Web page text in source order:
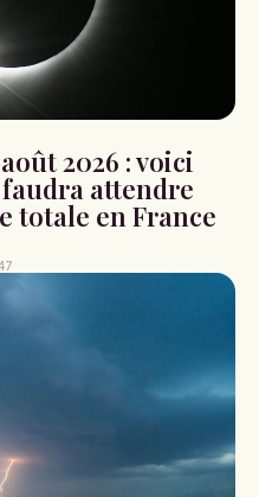
2026 : voici
attendre
totale en France